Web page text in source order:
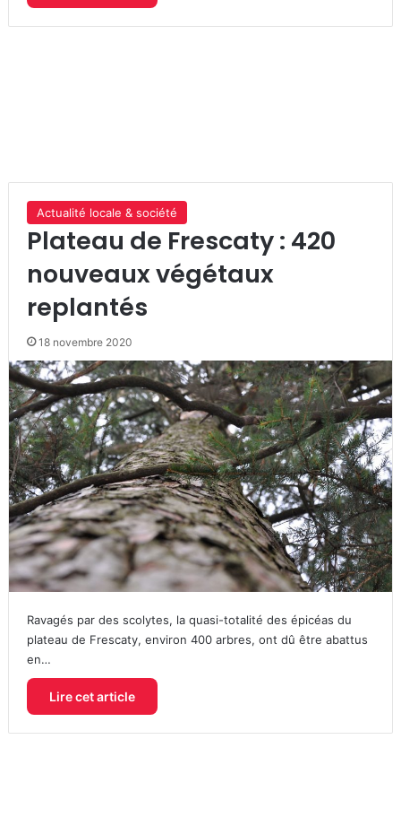
Actualité locale & société
Plateau de Frescaty : 420
nouveaux végétaux
replantés
18 novembre 2020
Ravagés par des scolytes, la quasi-totalité des épicéas du
plateau de Frescaty, environ 400 arbres, ont dû être abattus
en…
Lire cet article